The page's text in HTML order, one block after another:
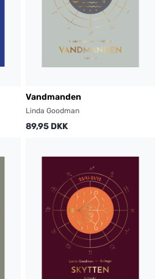
Vandmanden
Linda Goodman
89,95 DKK